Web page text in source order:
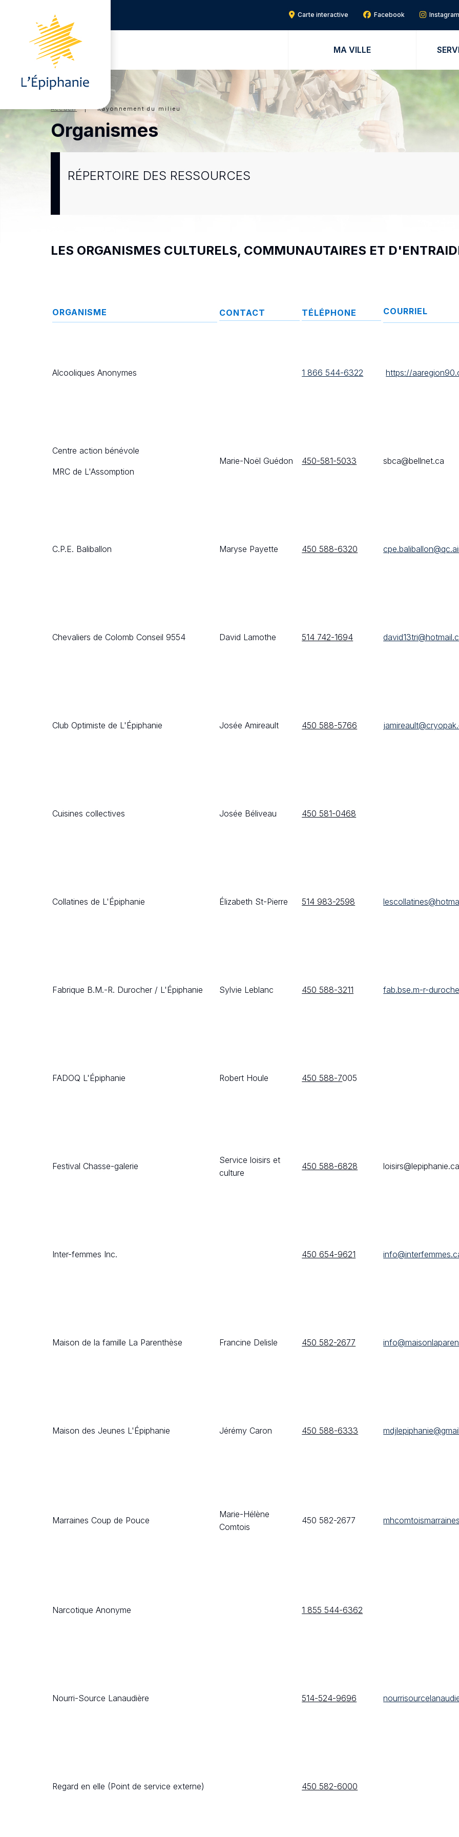
Carte interactive Facebook Instagram
MA VILLE
Accueil| Rayonnement du milieu
Organismes
RÉPERTOIRE DES RESSOURCES
LES ORGANISMES CULTURELS, COMMUNAUTAIRES ET
ORGANISME CONTACT TÉLÉPHONE COURRIEL
Alcooliques Anonymes 1 866 544-6322 https://
Centre action bénévole
MRC de L'Assomption
Marie-Noël Guédon 450-581-5033 sbca@bellnet.ca
C.P.E. Baliballon Maryse Payette 450 588-6320
Chevaliers de Colomb Conseil 9554 David Lamothe 514 742-1694
Club Optimiste de L'Épiphanie Josée Amireault 450 588-5766
Cuisines collectives Josée Béliveau 450 581-0468
Collatines de L'Épiphanie Élizabeth St-Pierre 514 983-2598
Fabrique B.M.-R. Durocher / L'Épiphanie Sylvie Leblanc 450 588-3211 fab.bse.m-r-
FADOQ L'Épiphanie Robert Houle 450 588-7005
Festival Chasse-galerie
Service loisirs et
culture
450 588-6828 loisirs@lepiphanie.ca
Inter-femmes Inc. 450 654-9621
Maison de la famille La Parenthèse Francine Delisle 450 582-2677
Maison des Jeunes L'Épiphanie Jérémy Caron 450 588-6333
Marraines Coup de Pouce
Marie-Hélène
Comtois
450 582-2677
Narcotique Anonyme 1 855 544-6362
Nourri-Source Lanaudière 514-524-9696
Regard en elle (Point de service externe) 450 582-6000